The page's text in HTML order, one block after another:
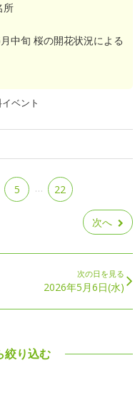
所
中旬 桜の開花状況による
ベント
5 … 22
次へ
次の日を見る
2026年5月6日(水)
絞り込む